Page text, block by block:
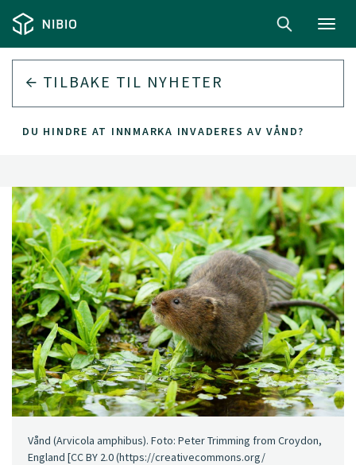
TILBAKE TIL NYHETER
DU HINDRE AT INNMARKA INVADERES AV VÅND?
Vånd (Arvicola amphibus). Foto: Peter Trimming from Croydon,
England [CC BY 2.0 (https://creativecommons.org/